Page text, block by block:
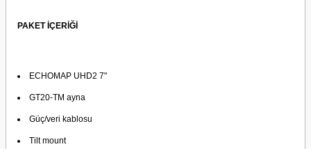
PAKET İÇERİĞİ
ECHOMAP UHD2 7"
GT20-TM ayna
Güç/veri kablosu
Tilt mount